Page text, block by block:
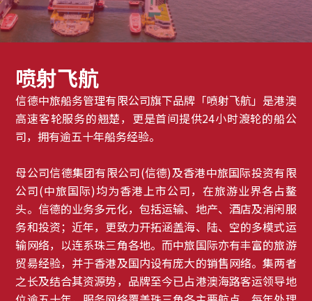
喷射飞航
信德中旅船务管理有限公司旗下品牌「喷射飞航」是港澳
高速客轮服务的翘楚，更是首间提供24小时渡轮的船公
司，拥有逾五十年船务经验。
母公司信德集团有限公司(信德)及香港中旅国际投资有限
公司(中旅国际)均为香港上市公司，在旅游业界各占鳌
头。信德的业务多元化，包括运输、地产、酒店及消闲服
务和投资；近年，更致力开拓涵盖海、陆、空的多模式运
输网络，以连系珠三角各地。而中旅国际亦有丰富的旅游
贸昜经验，并于香港及国内设有庞大的销售网络。集两者
之长及结合其资源势，品牌至今已占港澳海路客运领导地